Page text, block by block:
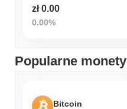
zł 0.00
0.00%
Popularne monety
Bitcoin